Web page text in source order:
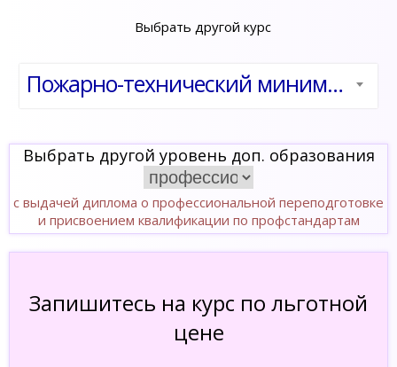
Выбрать другой курс
Пожарно-технический минимум для руководителей и ответственных за пожарную безопасность дошкольных учреждений и общеобразовательных школ
Выбрать другой уровень доп. образования
с выдачей диплома о профессиональной переподготовке
и присвоением квалификации по профстандартам
Запишитесь на курс по льготной
цене